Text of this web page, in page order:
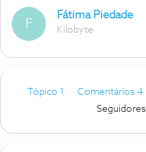
F
Fátima Piedade
Kilobyte
Tópico 1 Comentários 4
Seguidores